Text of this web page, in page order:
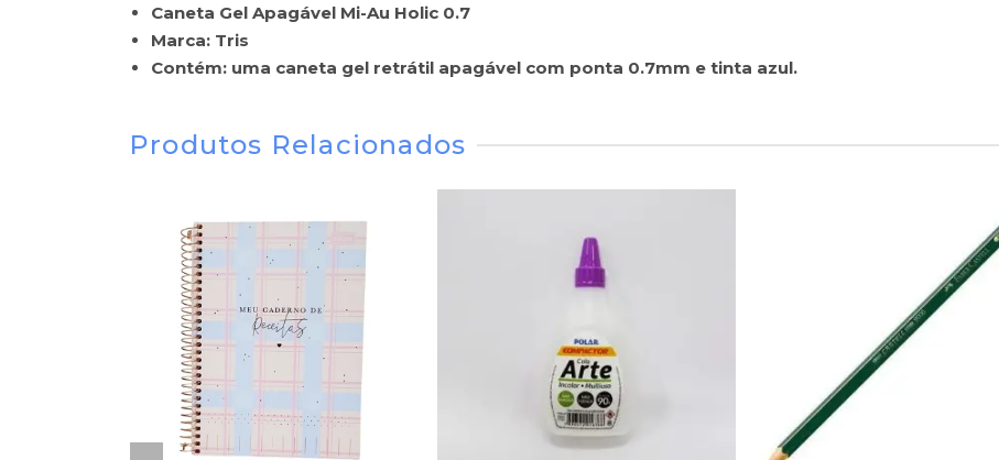
Caneta Gel Apagável Mi-Au Holic 0.7
Marca: Tris
Contém: uma caneta gel retrátil apagável com ponta 0.7mm e tinta azul.
Produtos Relacionados